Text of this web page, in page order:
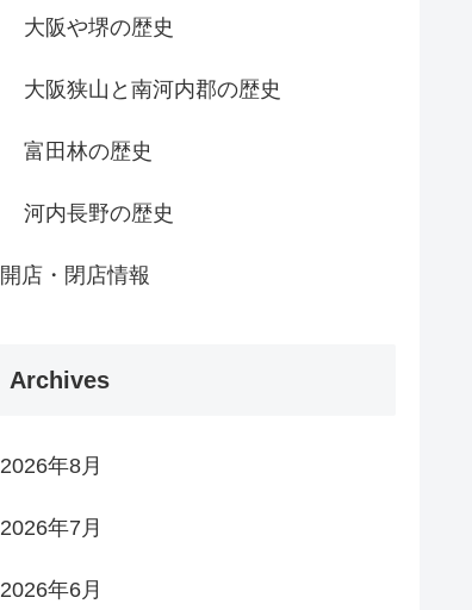
大阪や堺の歴史
大阪狭山と南河内郡の歴史
富田林の歴史
河内長野の歴史
開店・閉店情報
Archives
2026年8月
2026年7月
2026年6月